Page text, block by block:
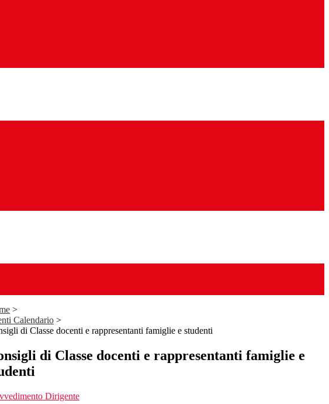
>
Calendario >
di Classe docenti e rappresentanti famiglie e studenti
di Classe docenti e rappresentanti famiglie e
Dirigente